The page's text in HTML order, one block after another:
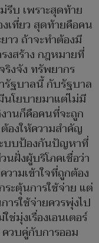
รีบ เพราะสุดท้าย
เที่ยว สุดท้ายคือคน
าว ถ้าจะทำต้องมี
งสร้าง กฎหมายที่
งจัง ทรัพยากร
รัฐบาลนี้ กับรัฐบาล
โยบายมาแต่ไม่มี
านก็คือคนที่จะถูก
องให้ความสำคัญ
บบป้องกันปัญหาที่
ฝั่งผู้บริโภคเชื่อว่า
ามเข้าใจที่ถูกต้อง
ระตุ้นการใช้จ่าย แต่
รใช้จ่ายควรพุ่งไป
ช่มุ่งเรื่องเอนเตอร์
ควบคู่กับการออม